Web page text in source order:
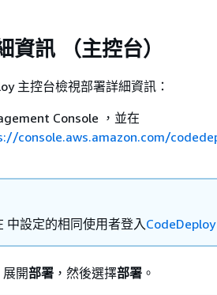
資訊 （主控台）
主控台檢視部署詳細資訊：
Console ，並在
console.aws.amazon.com/
中設定的相同使用者登入
開部署 ，然後選擇部署 。